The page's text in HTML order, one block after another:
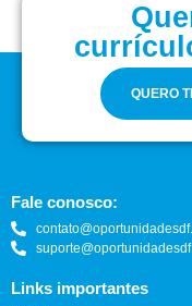
QUERO
Fale conosco:
Links importantes